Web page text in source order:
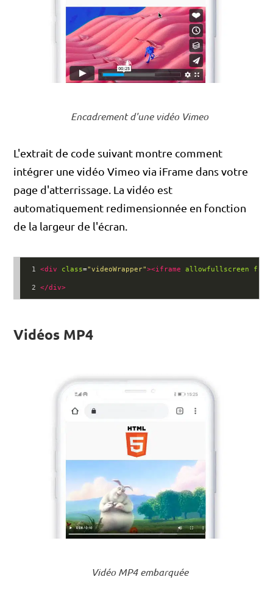
Encadrement d'une vidéo Vimeo
L'extrait de code suivant montre comment
intégrer une vidéo Vimeo via iFrame dans votre
page d'atterrissage. La vidéo est
automatiquement redimensionnée en fonction
de la largeur de l'écran.
1 <div class="videoWrapper"><iframe allowfullscreen
2 </div>
Vidéos MP4
Vidéo MP4 embarquée